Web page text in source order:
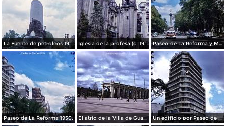
La Fuente de petroleos 1950. Iglesia de la profesa (c. 1950) Paseo de La Reforma y Mto a La Independencia 1950
Paseo de La Reforma 1950. El atrio de la Villa de Guadalupe 1950. Un edificio por Paseo de La Reforma 1950